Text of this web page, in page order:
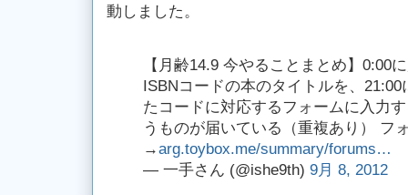
動しました。
【月齢14.9 今やることまとめ】0:00
ISBNコードの本のタイトルを、
たコードに対応するフォームに入力
うものが届いている（重複あり） フ
→arg.toybox.me/summary/forums…
— 一手さん (@ishe9th) 9月 8, 2012